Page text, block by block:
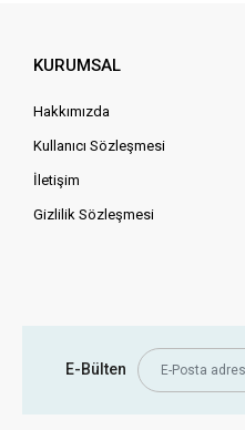
KURUMSAL
Hakkımızda
Kullanıcı Sözleşmesi
İletişim
Gizlilik Sözleşmesi
E-Bülten